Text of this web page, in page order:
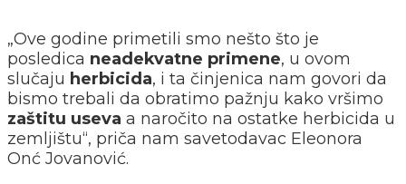
„Ove godine primetili smo nešto što je
posledica neadekvatne primene, u ovom
slučaju herbicida, i ta činjenica nam govori da
bismo trebali da obratimo pažnju kako vršimo
zaštitu useva a naročito na ostatke herbicida u
zemljištu“, priča nam savetodavac Eleonora
Onć Jovanović.